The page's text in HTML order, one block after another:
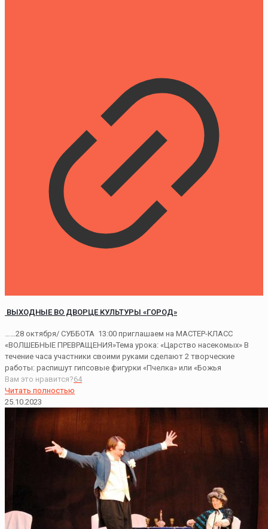
ВЫХОДНЫЕ ВО ДВОРЦЕ КУЛЬТУРЫ «ГОРОД»
……28 октября/ СУББОТА 13:00 приглашаем на МАСТЕР-КЛАСС
«ВОЛШЕБНЫЕ ПРЕВРАЩЕНИЯ»Тема урока: «Царство насекомых» В
течение часа участники своими руками сделают 2 творческие
работы: распишут гипсовые фигурки «Пчелка» или «Божья
Вам это нравится?64
Читать полностью
25.10.2023